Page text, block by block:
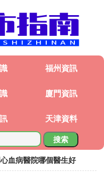
福州資訊
廈門資訊
天津資料
搜索
血病醫院哪個醫生好